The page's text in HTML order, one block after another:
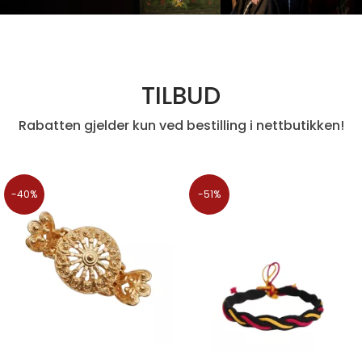
TILBUD
Rabatten gjelder kun ved bestilling i nettbutikken!
-40% -51%